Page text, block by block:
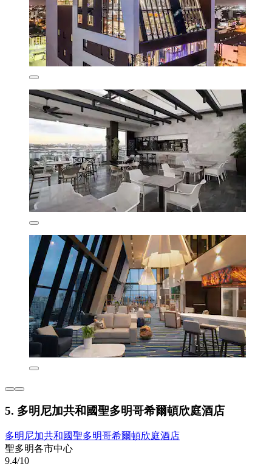
5. 多明尼加共和國聖多明哥希爾頓欣庭酒店
多明尼加共和國聖多明哥希爾頓欣庭酒店
聖多明各市中心
9.4/10